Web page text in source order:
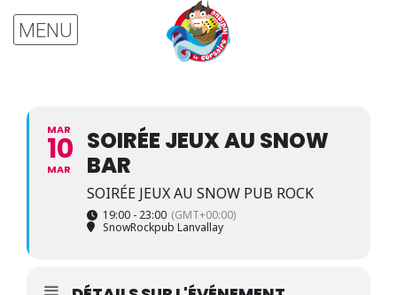
MAR
10
MAR
SOIRÉE JEUX AU SNOW
BAR
SOIRÉE JEUX AU SNOW PUB ROCK
19:00 - 23:00 (GMT+00:00)
SnowRockpub Lanvallay